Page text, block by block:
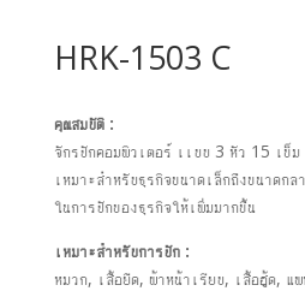
HRK-1503 C
คุณสมบัติ :
จักรปักคอมพิวเตอร์ เเบบ 3 หัว 15 เข็ม
เหมาะสำหรับธุรกิจขนาดเล็กถึงขนาดก
ในการปักของธุรกิจให้เพิ่มมากขึ้น
เหมาะสำหรับการปัก :
หมวก, เสื้อยืด, ผ้าหน้าเรียบ, เสื้อฮู้ด, แ